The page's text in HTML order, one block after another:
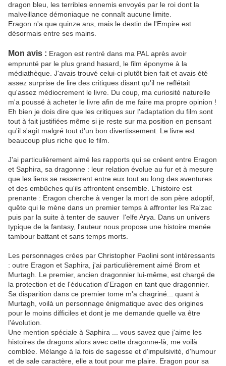
dragon bleu, les terribles ennemis envoyés par le roi dont la
malveillance démoniaque ne connaît aucune limite.
Eragon n'a que quinze ans, mais le destin de l'Empire est
désormais entre ses mains.
Mon avis : Eragon est rentré dans ma PAL après avoir
emprunté par le plus grand hasard, le film éponyme à la
médiathèque. J'avais trouvé celui-ci plutôt bien fait et avais été
assez surprise de lire des critiques disant qu'il ne reflétait
qu'assez médiocrement le livre. Du coup, ma curiosité naturelle
m'a poussé à acheter le livre afin de me faire ma propre opinion !
Eh bien je dois dire que les critiques sur l'adaptation du film sont
tout à fait justifiées même si je reste sur ma position en pensant
qu'il s'agit malgré tout d'un bon divertissement. Le livre est
beaucoup plus riche que le film.
J'ai particulièrement aimé les rapports qui se créent entre Eragon
et Saphira , sa dragonne : leur relation évolue au fur et à mesure
que les liens se resserrent entre eux tout au long des aventures
et des embûches qu'ils affrontent ensemble. L'histoire est
prenante : Eragon cherche à venger la mort de son père adoptif,
quête qui le mène dans un premier temps à affronter les Ra'zac
puis par la suite à tenter de sauver l'elfeArya . Dans un univers
typique de la fantasy, l'auteur nous propose une histoire menée
tambour battant et sans temps morts.
L es personnages crées par Christopher Paolini sont intéressants
: outre Eragon et Saphira , j'ai particulièrement aimé Brom et
Murtagh . Le premier, ancien dragonnier lui-même, est chargé de
la protection et de l'éducation d'Eragon en tant que dragonnier.
Sa disparition dans ce premier tome m'a chagriné... quant à
Murtagh , voilà un personnage énigmatique avec des origines
pour le moins difficiles et dont je me demande quelle va être
l'évolution.
Une mention spéciale à Saphira ... vous savez que j'aime les
histoires de dragons alors avec cette dragonne-là, me voilà
comblée. Mélange à la fois de sagesse et d'impulsivité, d'humour
et de sale caractère, elle a tout pour me plaire. Eragon pour sa